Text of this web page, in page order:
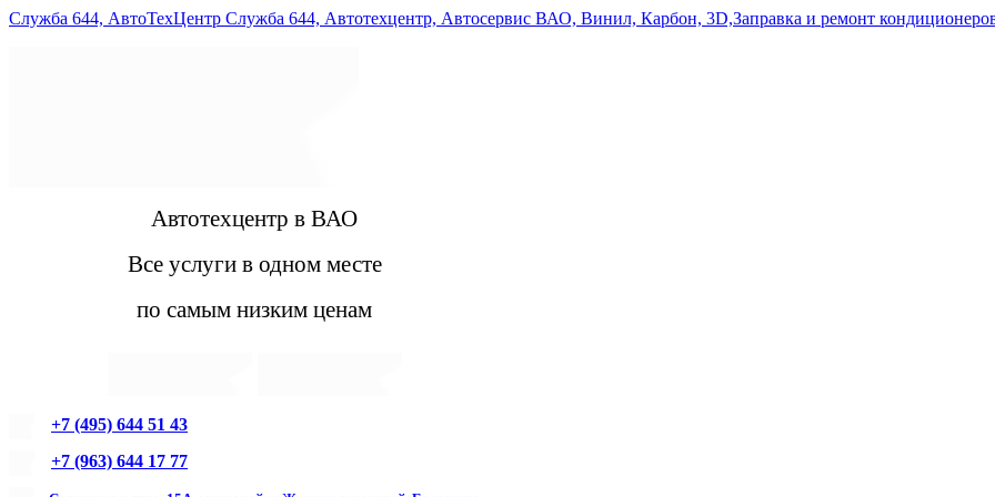
Служба 644, АвтоТехЦентр Служба 644, Автотехцентр, Автосервис ВАО, Винил, Карбон, 3D,Заправка и ремонт
Автотехцентр в ВАО
Все услуги в одном месте
по самым низким ценам
+7 (495) 644 51 43
+7 (963) 644 17 77